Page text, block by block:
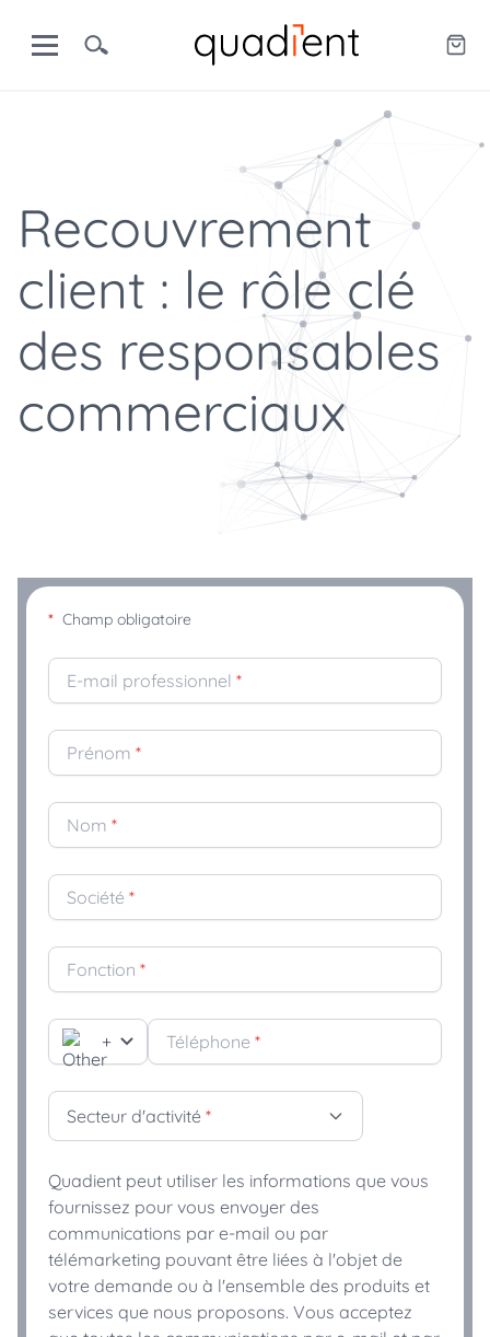
Recouvrement
client : le rôle clé
des responsables
commerciaux
* Champ obligatoire
E-mail professionnel *
Prénom *
Nom *
Société *
Fonction *
+ Téléphone *
Secteur d'activité *
Quadient peut utiliser les informations que vous
fournissez pour vous envoyer des
communications par e-mail ou par
télémarketing pouvant être liées à l'objet de
votre demande ou à l'ensemble des produits et
services que nous proposons. Vous acceptez